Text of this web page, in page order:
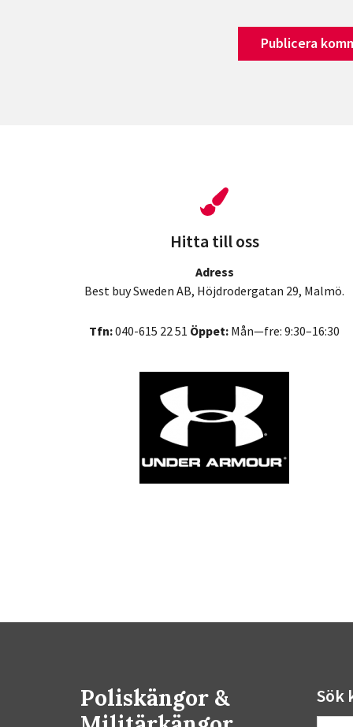
Hitta till oss
Adress
Best buy Sweden AB, Höjdrodergatan 29, Malmö.
Tfn:040-615 22 51 Öppet: Mån—fre: 9:30–16:30
Poliskängor &
Sök